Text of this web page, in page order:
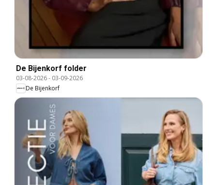
De Bijenkorf folder
03-08-2026- 03-09-2026
De Bijenkorf